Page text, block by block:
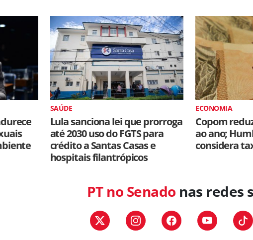
SAÚDE
Lula sanciona lei que prorroga
até 2030 uso do FGTS para
crédito a Santas Casas e
hospitais filantrópicos
ECONOMIA
Copom
ao ano;
considera
PT no Senado nas redes